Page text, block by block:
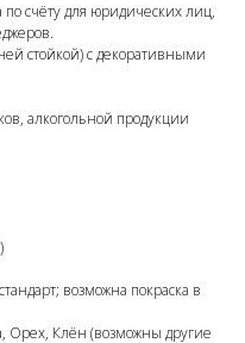
по счёту для юридических лиц,
стойкой) с декоративными
алкогольной продукции
возможна покраска в
Клён (возможны другие